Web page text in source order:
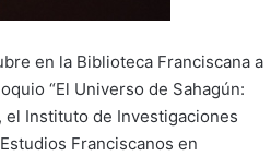
en la Biblioteca Franciscana a
“El Universo de Sahagún:
el Instituto de Investigaciones
Franciscanos en